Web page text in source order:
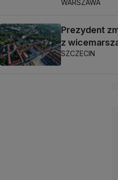
WARSZAWA
Prezydent
z
SZCZECIN